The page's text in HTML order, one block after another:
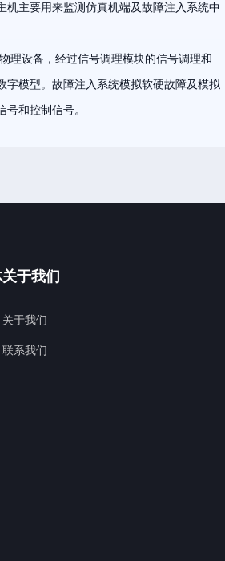
机主要用来监测仿真机端及故障注入系统中
理设备，经过信号调理模块的信号调理和
模型。故障注入系统模拟软硬故障及模拟
和控制信号。
关于我们
关于我们
联系我们